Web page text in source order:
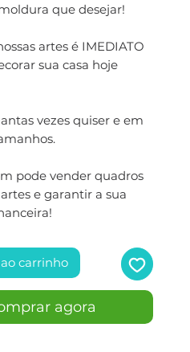
que desejar!
artes é IMEDIATO
sua casa hoje
vezes quiser e em
pode vender quadros
e garantir a sua
carrinho
agora